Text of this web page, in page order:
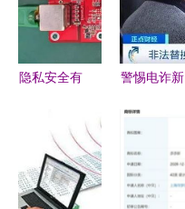
与价值纵深
节之“计算
机硬件四
——从事计
知识”
隐私安全有
大推出基于
Nuvoton产
品的IP
警惕电诈新
植入、页面
替换与冒充
客服防不胜